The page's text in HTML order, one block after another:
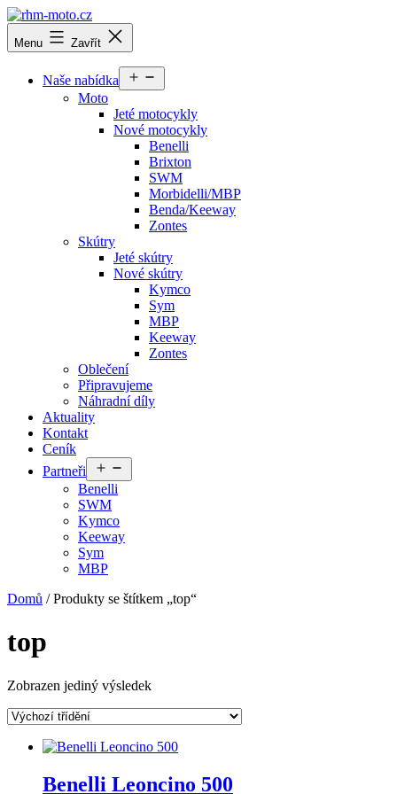
Přejít
k
obsahu
rhm-
moto.cz
Menu Zavřít
Naše nabídka
menu
Moto
Jeté motocykly
Nové motocykly
Benelli
Brixton
SWM
Morbidelli/MBP
Benda/Keeway
Zontes
Skútry
Jeté skútry
Nové skútry
Kymco
Sym
MBP
Keeway
Zontes
Oblečení
Připravujeme
Náhradní díly
Aktuality
Kontakt
Ceník
Partneři
menu
Benelli
SWM
Kymco
Keeway
Sym
MBP
Domů / Produkty se štítkem „top“
top
Zobrazen jediný výsledek
Benelli Leoncino 500